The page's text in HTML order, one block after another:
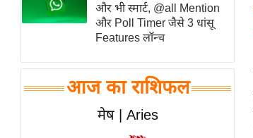
आर.
आई.
समीक्षा
धर्म
ज्योतिष
और भी स्मार्ट, @all Mention
और Poll Timer जैसे 3 धांसू
Features लॉन्च
आज का राशिफल
मेष | Aries